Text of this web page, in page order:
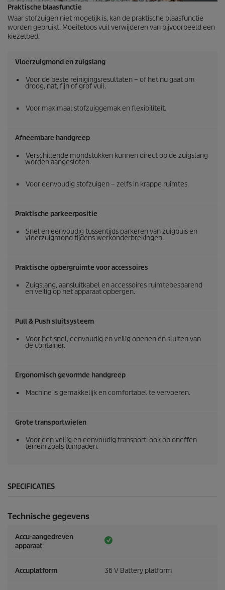
Praktische blaasfunctie
Waar stofzuigen niet mogelijk is, kan de praktische blaasfunctie
worden gebruikt. Moeiteloos vuil verwijderen van bijvoorbeeld een
kiezelbed.
Vloerzuigmond en zuigslang
Voor de beste reinigingsresultaten – of het nu gaat om
droog, nat, fijn of grof vuil.
Voor maximaal stofzuiggemak en flexibiliteit.
Afneembare handgreep
Verschillende mondstukken kunnen direct op de zuigslang
worden aangesloten.
Voor eenvoudig stofzuigen – zelfs in krappe ruimtes.
Praktische parkeerpositie
Snel en eenvoudig tussentijds parkeren van zuigbuis en
vloerzuigmond tijdens werkonderbrekingen.
Praktische opbergruimte voor accessoires
Zuigslang, aansluitkabel en accessoires ruimtebesparend
en veilig op het apparaat opbergen.
Pull & Push sluitsysteem
Voor het snel, eenvoudig en veilig openen en sluiten van
de container.
Ergonomisch gevormde handgreep
Machine is gemakkelijk en comfortabel te vervoeren.
Grote transportwielen
Voor een veilig en eenvoudig transport, ook op oneffen
terrein zoals tuinpaden.
SPECIFICATIES
Technische gegevens
Accu-aangedreven
apparaat
Accuplatform 36 V Battery platform